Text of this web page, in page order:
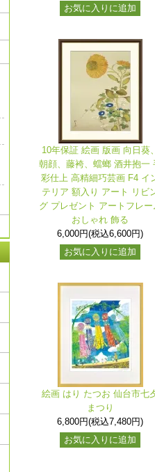
お気に入りに追加
10年保証 絵画 版画 向日葵、
朝顔、藤袴、蟷螂 酒井抱一
彩仕上 高精細巧芸画 F4 イ
テリア 額入り アート リビ
グ プレゼント アートフレー
おしゃれ 飾る
6,000円(税込6,600円)
お気に入りに追加
絵画 はり たつお 仙台市七
まつり
6,800円(税込7,480円)
お気に入りに追加